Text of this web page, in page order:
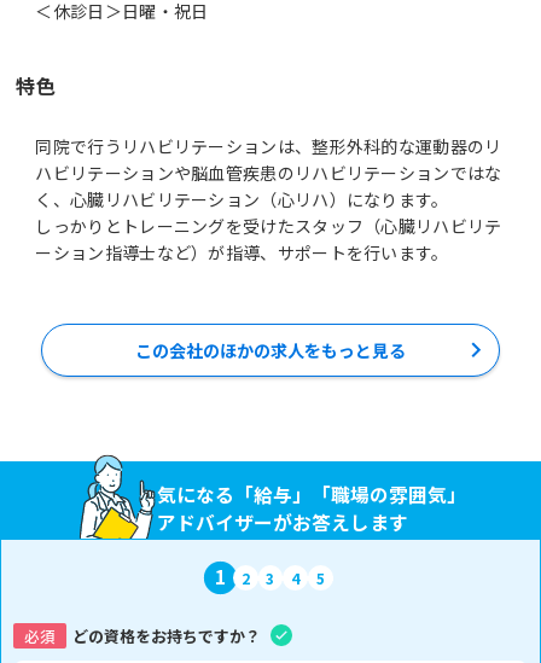
＜休診日＞日曜・祝日
特色
同院で行うリハビリテーションは、整形外科的な運動器のリ
ハビリテーションや脳血管疾患のリハビリテーションではな
く、心臓リハビリテーション（心リハ）になります。
しっかりとトレーニングを受けたスタッフ（心臓リハビリテ
ーション指導士など）が指導、サポートを行います。
この会社のほかの求人をもっと見る
気になる「給与」「職場の雰囲気」
アドバイザーがお答えします
1 2 3 4 5
必須 どの資格をお持ちですか？